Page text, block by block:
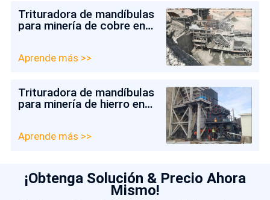
Trituradora de mandíbulas
para minería de cobre en
Aprende más >>
Trituradora de mandíbulas
para minería de hierro en
Aprende más >>
¡Obtenga Solución & Precio Ahora
Mismo!